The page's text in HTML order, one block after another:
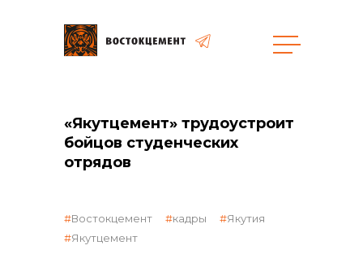
Объекты
объявленные закупки
«Якутцемент» трудоустроит
бойцов студенческих
отрядов
Востокцемент кадры
Якутия
Якутцемент